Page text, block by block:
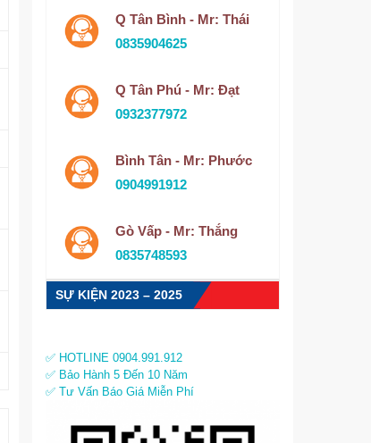
Q Tân Bình - Mr: Thái
0835904625
Q Tân Phú - Mr: Đạt
0932377972
Bình Tân - Mr: Phước
0904991912
Gò Vấp - Mr: Thắng
0835748593
SỰ KIỆN 2023 – 2025
✅ HOTLINE 0904.991.912
✅ Bảo Hành 5 Đến 10 Năm
✅ Tư Vấn Báo Giá Miễn Phí